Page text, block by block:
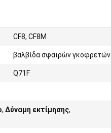
CF8, CF8M
βαλβίδα σφαιρών γκοφρετών
Q71F
, Δύναμη εκτίμησης,